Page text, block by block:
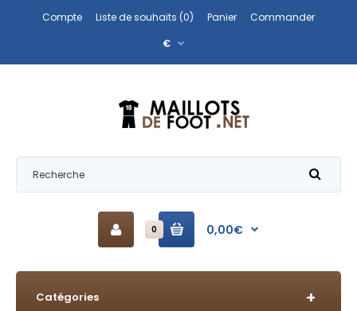
Compte Liste de souhaits (0) Panier
Commander
€
0 0,00€
Catégories